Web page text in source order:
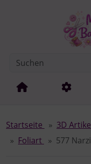
Springe zur
Startseite 3D
Foliart
577